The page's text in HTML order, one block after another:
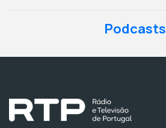
Podcasts